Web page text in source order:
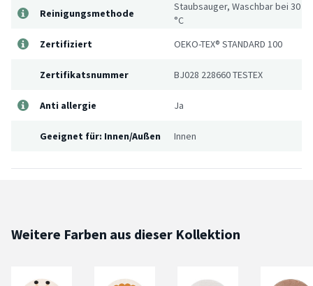
Reinigungsmethode
Staubsauger, Waschbar bei 30
°C
Zertifiziert
OEKO-TEX® STANDARD 100
Zertifikatsnummer BJ028 228660 TESTEX
Anti allergie Ja
Geeignet für: Innen/Außen Innen
Weitere Farben aus dieser Kollektion